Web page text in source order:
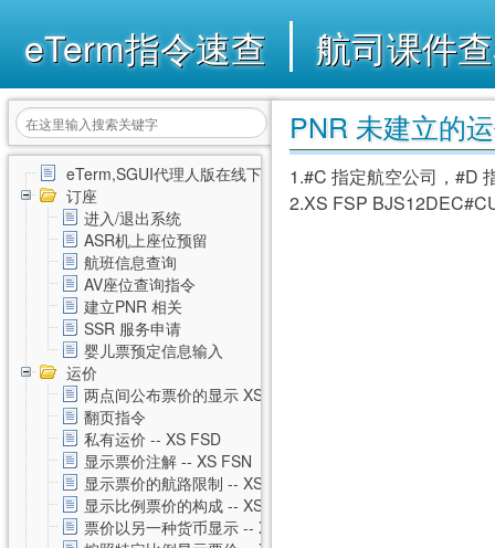
eTerm指令速查 航司课件
eTerm,SGUI代理人版在线下载
订座
进入/退出系统
ASR机上座位预留
航班信息查询
AV座位查询指令
建立PNR 相关
SSR 服务申请
婴儿票预定信息输入
运价
两点间公布票价的显示 XS FSD
翻页指令
私有运价 -- XS FSD
显示票价注解 -- XS FSN
显示票价的航路限制 -- XS FSL
显示比例票价的构成 -- XS FXH
票价以另一种货币显示 -- XS FXC
PNR 未建立的
1.#C 指定航空公司，#D
2.XS FSP